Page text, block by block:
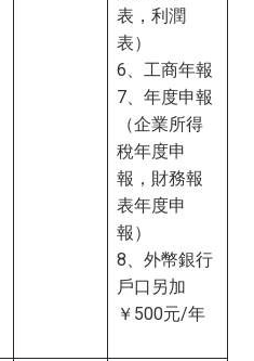
表，利潤
表）
6、工商年報
7、年度申報
（企業所得
稅年度申
報，財務報
表年度申
報）
8、外幣銀行
戶口另加
￥500元/年